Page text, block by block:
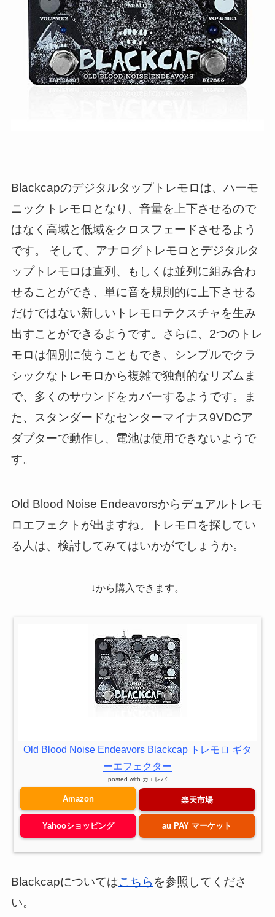
Blackcapのデジタルタップトレモロは、ハーモ
ニックトレモロとなり、音量を上下させるので
はなく高域と低域をクロスフェードさせるよう
です。 そして、アナログトレモロとデジタルタ
ップトレモロは直列、もしくは並列に組み合わ
せることができ、単に音を規則的に上下させる
だけではない新しいトレモロテクスチャを生み
出すことができるようです。さらに、2つのトレ
モロは個別に使うこともでき、シンプルでクラ
シックなトレモロから複雑で独創的なリズムま
で、多くのサウンドをカバーするようです。ま
た、スタンダードなセンターマイナス9VDCア
ダプターで動作し、電池は使用できないようで
す。
Old Blood Noise Endeavorsからデュアルトレモ
ロエフェクトが出ますね。トレモロを探してい
る人は、検討してみてはいかがでしょうか。
↓から購入できます。
Old Blood Noise Endeavors Blackcap トレモロ ギタ
ーエフェクター
posted with カエレバ
Amazon 楽天市場
Yahooショッピング au PAY マーケット
Blackcapについてはこちら を参照してくださ
い。